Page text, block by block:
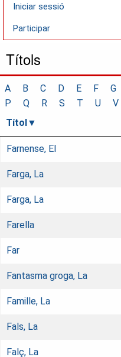
Iniciar sessió
Participar
Títols
A B C D E F G
P
Q R S T U V
Títol
Farnense, El
Farga, La
Farga, La
Farella
Far
Fantasma groga, La
Famille, La
Fals, La
Falç, La